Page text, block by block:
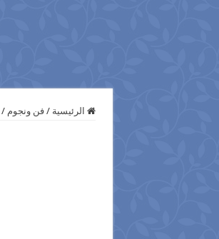
الرئيسية / فن ونجوم /